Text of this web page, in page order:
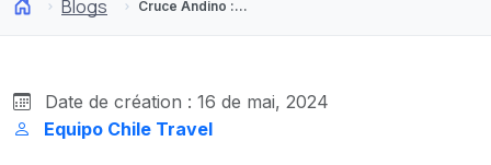
Blogs Cruce Andino : Naviguer entre lacs et volcans dans le sud du Chili
Date de création : 16 de mai, 2024
Equipo Chile Travel